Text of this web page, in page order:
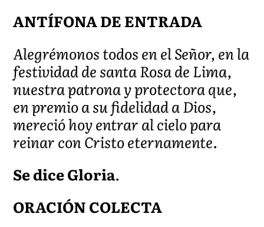
ANTÍFONA DE ENTRADA
Alegrémonos todos en el Señor, en la
festividad de santa Rosa de Lima,
nuestra patrona y protectora que,
en premio a su fidelidad a Dios,
mereció hoy entrar al cielo para
reinar con Cristo eternamente.
Se dice Gloria.
ORACIÓN COLECTA